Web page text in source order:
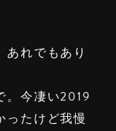
あれでもあり
。今凄い2019
ったけど我慢